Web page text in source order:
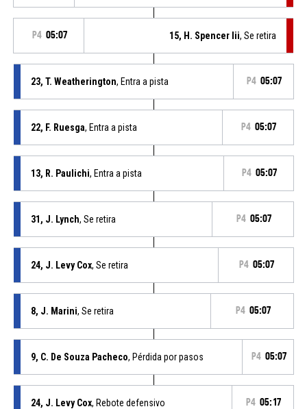
P4 05:07 15, H. Spencer Iii, Se retira
23, T. Weatherington, Entra a pista P4 05:07
22, F. Ruesga, Entra a pista P4 05:07
13, R. Paulichi, Entra a pista P4 05:07
31, J. Lynch, Se retira P4 05:07
24, J. Levy Cox, Se retira P4 05:07
8, J. Marini, Se retira P4 05:07
9, C. De Souza Pacheco, Pérdida por pasos P4 05:07
24, J. Levy Cox, Rebote defensivo P4 05:17